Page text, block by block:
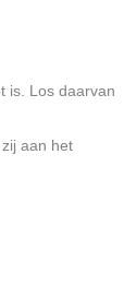
is. Los daarvan
aan het